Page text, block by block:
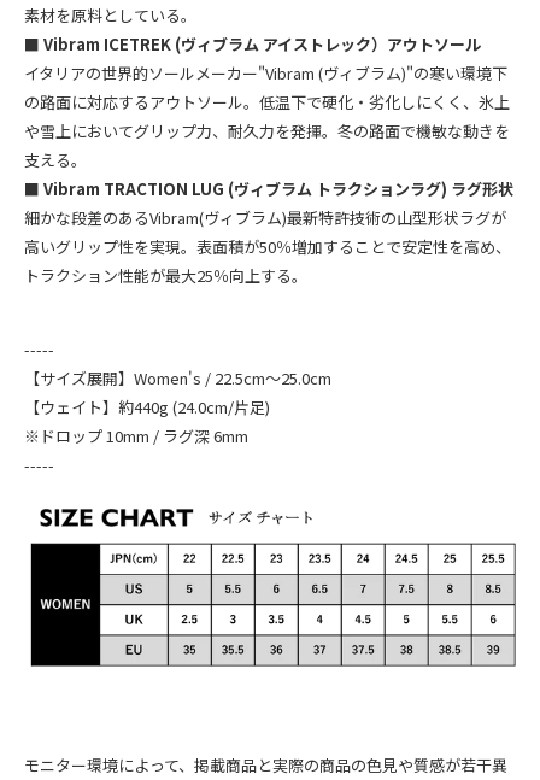
素材を原料としている。
■ Vibram ICETREK (ヴィブラム アイストレック）アウトソール
イタリアの世界的ソールメーカー"Vibram (ヴィブラム)"の寒い環境下
の路面に対応するアウトソール。低温下で硬化・劣化しにくく、氷上
や雪上においてグリップ力、耐久力を発揮。冬の路面で機敏な動きを
支える。
■ Vibram TRACTION LUG (ヴィブラム トラクションラグ) ラグ形状
細かな段差のあるVibram(ヴィブラム)最新特許技術の山型形状ラグが
高いグリップ性を実現。表面積が50％増加することで安定性を高め、
トラクション性能が最大25％向上する。
-----
【サイズ展開】Women's / 22.5cm～25.0cm
【ウェイト】約440g (24.0cm/片足)
※ドロップ 10mm / ラグ深 6mm
-----
モニター環境によって、掲載商品と実際の商品の色見や質感が若干異